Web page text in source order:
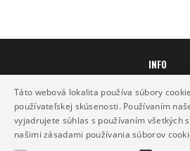
INFO
KONTAKT
Táto webová lokalita používa súbory
používateľskej skúsenosti. Používaním
vyjadrujete súhlas s používaním všetkých
našimi zásadami používania súborov